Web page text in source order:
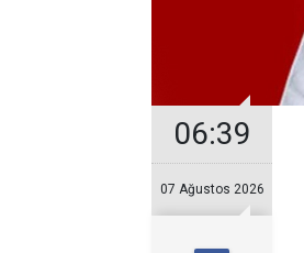
06:39
07 Ağustos 2026